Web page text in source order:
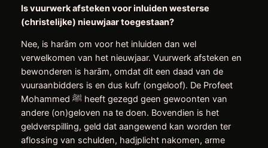
Is vuurwerk afsteken voor inluiden westerse
(christelijke) nieuwjaar toegestaan?
Nee, is harām om voor het inluiden dan wel
verwelkomen van het nieuwjaar. Vuurwerk afsteken en
bewonderen is harām, omdat dit een daad van de
vuuraanbidders is en dus kufr (ongeloof). De Profeet
Mohammed ﷺ heeft gezegd geen gewoonten van
andere (on)geloven na te doen. Bovendien is het
geldverspilling, geld dat aangewend kan worden ter
aflossing van schulden, hadjplicht nakomen, arme